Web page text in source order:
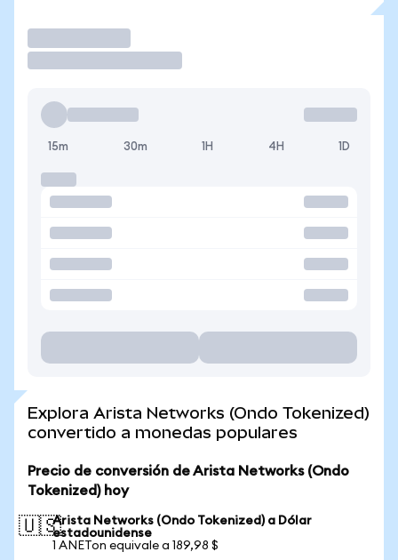
15m 30m 1H 4H 1D
Explora Arista Networks (Ondo Tokenized)
convertido a monedas populares
Precio de conversión de Arista Networks (Ondo
Tokenized) hoy
🇺🇸Arista Networks (Ondo Tokenized) a Dólar
estadounidense
1 ANETon equivale a 189,98 $